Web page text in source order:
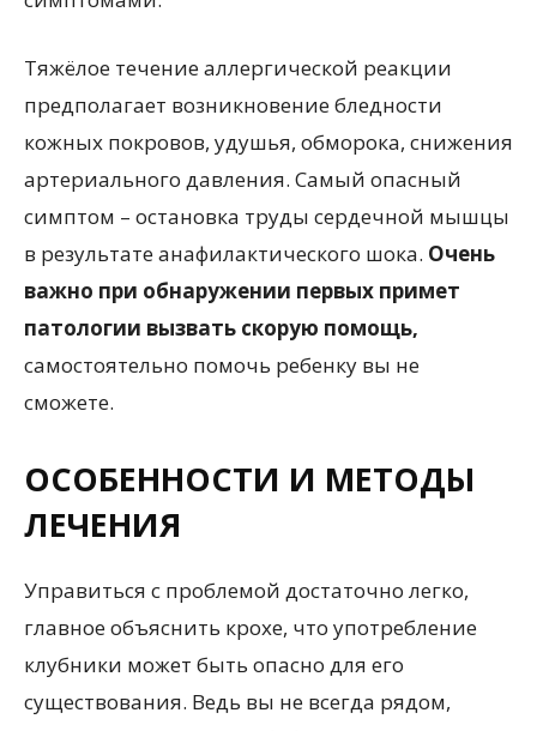
Тяжёлое течение аллергической реакции
предполагает возникновение бледности
кожных покровов, удушья, обморока, снижения
артериального давления. Самый опасный
симптом – остановка труды сердечной мышцы
в результате анафилактического шока. Очень
важно при обнаружении первых примет
патологии вызвать скорую помощь,
самостоятельно помочь ребенку вы не
сможете.
ОСОБЕННОСТИ И МЕТОДЫ
ЛЕЧЕНИЯ
Управиться с проблемой достаточно легко,
главное объяснить крохе, что употребление
клубники может быть опасно для его
существования. Ведь вы не всегда рядом,